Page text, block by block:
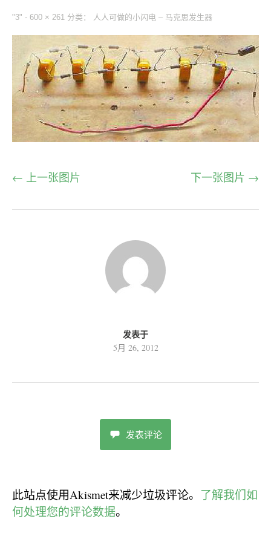
"3" - 600 × 261 分类： 人人可做的小闪电 – 马克思发生器
← 上一张图片 下一张图片 →
发表于
5月 26, 2012
发表评论
此站点使用Akismet来减少垃圾评论。 了解我们如
何处理您的评论数据。